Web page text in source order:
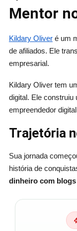
Mentor
Kildary Oliveré um
de afiliados. Ele
empresarial.
Kildary Oliver tem
digital. Ele construiu
empreendedor
Trajetória
Sua jornada
história de
dinheiro com